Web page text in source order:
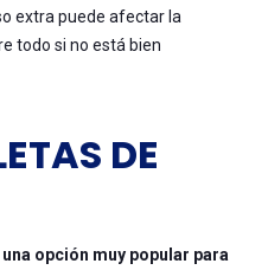
extra puede afectar la
todo si no está bien
DE
opción muy popular para